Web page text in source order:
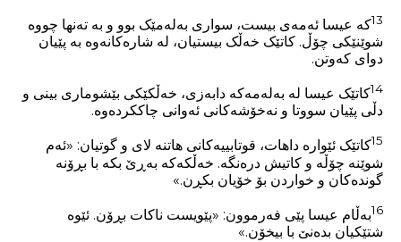
13کە عیسا ئەمەی بیست، سواری بەلەمێک بوو و بە تەنها چووە
شوێنێکی چۆڵ. کاتێک خەڵک بیستیان، لە شارەکانەوە بە پێیان
دوای کەوتن.
14کاتێک عیسا لە بەلەمەکە دابەزی، خەڵکێکی بێشوماری بینی و
دڵی پێیان سووتا و نەخۆشەکانی ئەوانی چاککردەوە.
15کاتێک ئێوارە داهات، قوتابییەکانی هاتنە لای و گوتیان: «ئەم
شوێنە چۆڵە و کاتیش درەنگە. خەڵکەکە بەڕێ بکە با بڕۆنە
گوندەکان و خواردن بۆ خۆیان بکڕن.»
16بەڵام عیسا پێی فەرموون: «پێویست ناکات بڕۆن. ئێوە
شتێکیان بدەنێ با بیخۆن.»